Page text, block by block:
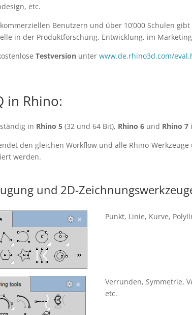
etc.
kommerziellen Benutzern und über 10’000 Schulen
in der Produktforschung, Entwicklung, im
Testversion unterwww.de.rhino3d.com/
in Rhino:
in Rhino 5 (32 und 64 Bit), Rhino 6 und Rhino 7
den gleichen Workflow und alle Rhino-
werden.
und 2D-
Punkt, Linie, Kurve,
Verrunden, Symmetrie,
etc.